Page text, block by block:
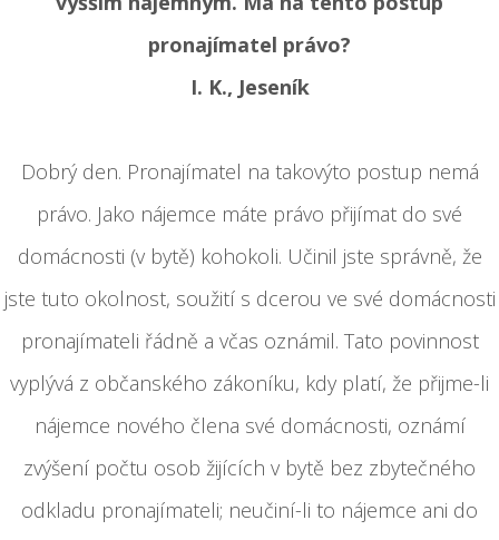
pronajímatel právo?
I. K., Jeseník
Dobrý den. Pronajímatel na takovýto postup nemá
právo. Jako nájemce máte právo přijímat do své
domácnosti (v bytě) kohokoli. Učinil jste správně, že
jste tuto okolnost, soužití s dcerou ve své domácnosti
pronajímateli řádně a včas oznámil. Tato povinnost
vyplývá z občanského zákoníku, kdy platí, že přijme-li
nájemce nového člena své domácnosti, oznámí
zvýšení počtu osob žijících v bytě bez zbytečného
odkladu pronajímateli; neučiní-li to nájemce ani do